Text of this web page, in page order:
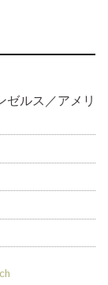
ルス／アメリ